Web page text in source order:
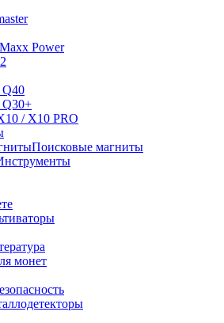
Power
Q40
Q30+
/ X10 PRO
Поисковые магниты
монет